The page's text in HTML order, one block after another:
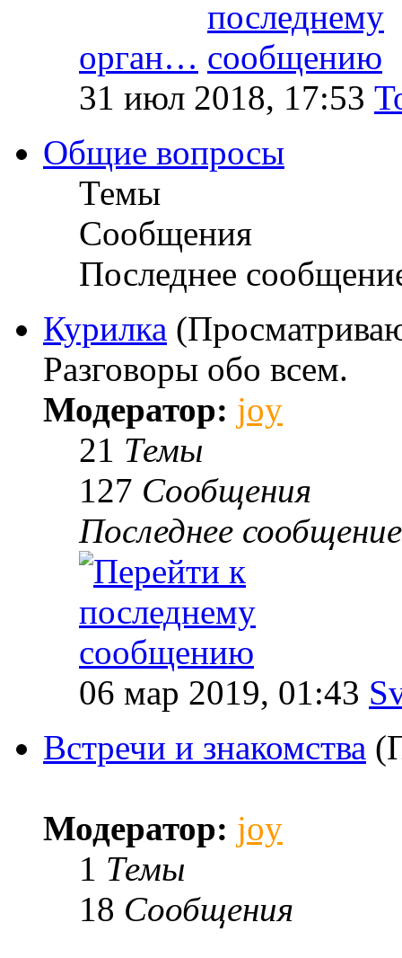
орган…
31 июл 2018, 17:53
Общие вопросы
Темы
Сообщения
Последнее
Курилка
Разговоры обо всем.
Модератор: joy
21 Темы
127 Сообщения
Последнее сообщение
06 мар 2019, 01:43
Встречи и знакомства
Модератор: joy
1 Темы
18 Сообщения